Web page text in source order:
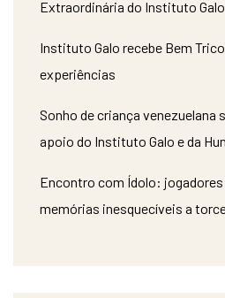
Extraordinária do Instituto Galo
Instituto Galo recebe Bem
experiências
Sonho de criança venezuelana
apoio do Instituto Galo e da
Encontro com Ídolo:
memórias inesquecíveis a